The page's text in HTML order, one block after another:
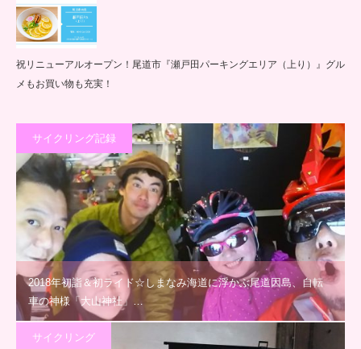
祝リニューアルオープン！尾道市『瀬戸田パーキングエリア（上り）』グル
メもお買い物も充実！
サイクリング記録
2018年初詣＆初ライド☆しまなみ海道に浮かぶ尾道因島、自転
車の神様「大山神社」…
サイクリング